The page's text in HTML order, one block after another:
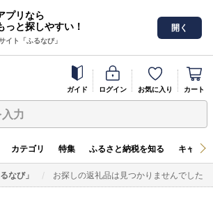
プリなら
っと探しやすい！
イト「ふるなび」
開く
ガイド ログイン お気に入り カート
力
カテゴリ 特集 ふるさと納税を知る キャン
なび」 お探しの返礼品は見つかりませんでした